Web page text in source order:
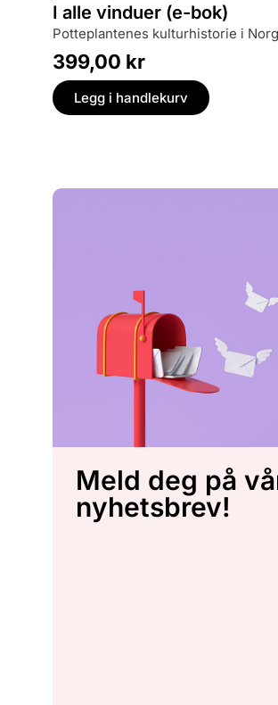
I alle vinduer (e-bok)
potteplantenes kulturhistorie i
399,00 kr
Legg i handlekurv
Meld deg på
nyhetsbrev!